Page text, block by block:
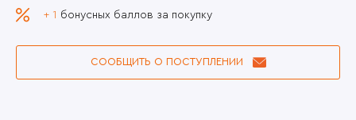
+ 1 бонусных баллов за покупку
СООБЩИТЬ О ПОСТУПЛЕНИИ